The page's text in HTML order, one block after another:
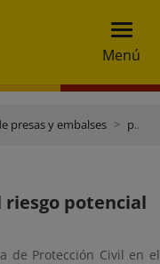
Menú
presas y embalses principales documentos para la gestión de la seguridad de presas y embalses
riesgo potencial
de Protección Civil en el